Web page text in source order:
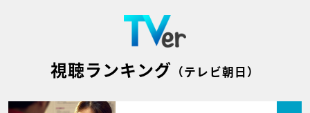
視聴ランキング （テレビ朝日）